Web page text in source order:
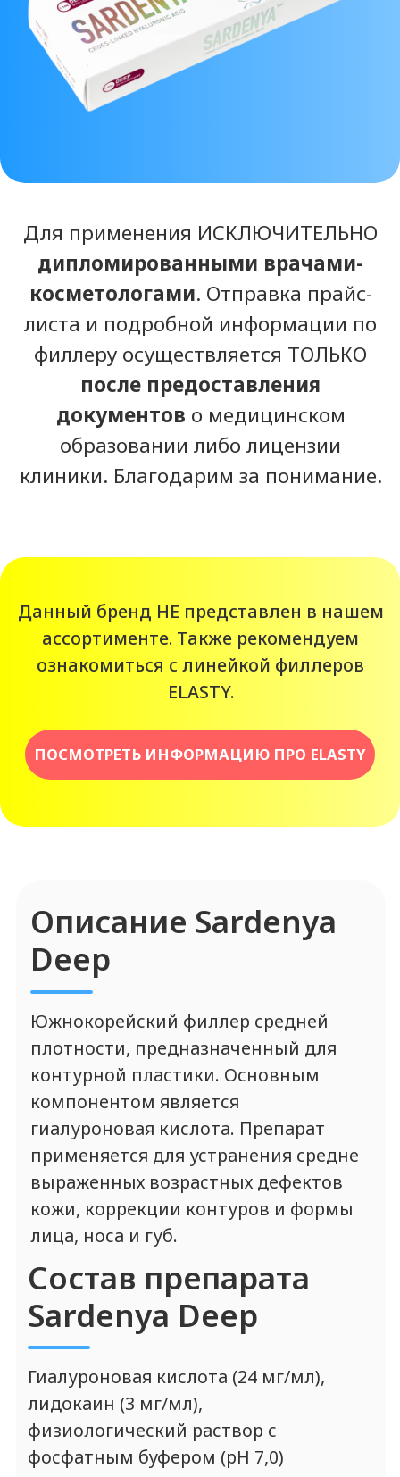
после предоставления
документово медицинском
образовании либо лицензии
клиники. Благодарим за понимание.
ПОСМОТРЕТЬ ИНФОРМАЦИЮ ПРО ELASTY
ELASTY.
Состав препарата
Sardenya Deep
лидокаин (3 мг/мл),
физиологический раствор с
фосфатным буфером (pH 7,0)
Cардиния Дип
Лицо (лоб, нос, губы, носогубные
складки, носослезные борозды),
Использование
Cардиния Дип
Применяется для омоложения кожи,
восполнения объемов и
контурирования лица, а также
безоперационной ринопластики.
Описание Sardenya
Deep
Южнокорейский филлер средней
плотности, предназначенный для
применяется для устранения средне
кожи, коррекции контуров и формы
лица, носа и губ.
Показания к
применению
Средне выраженные морщины
Носогубные складки
Носослезные борозды
Восполнение объемов мягких
тканей лица
Коррекция контура лица
Коррекция объема и формы губ
Безоперационная ринопластика